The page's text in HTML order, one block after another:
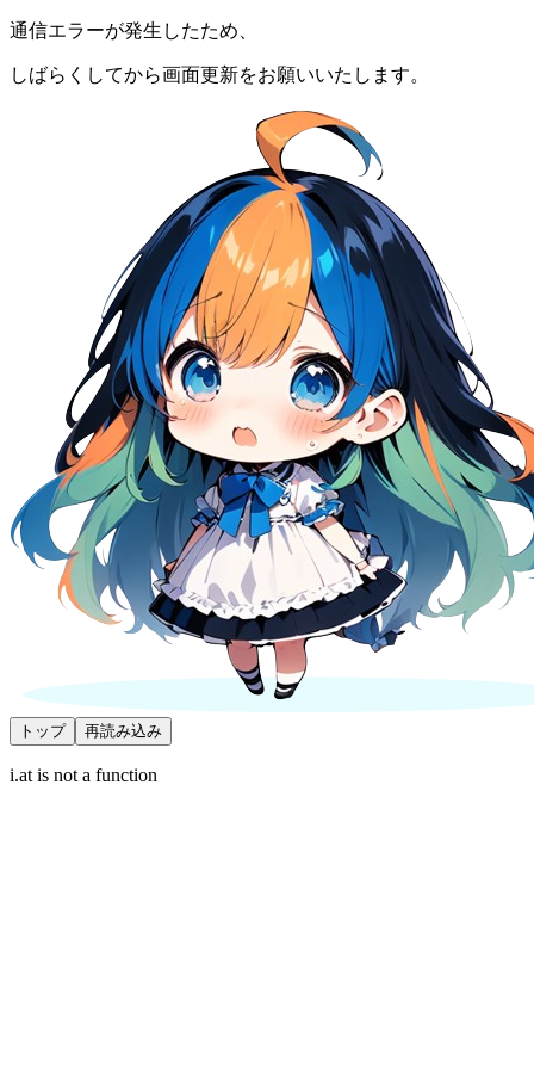
通信エラーが発生したため、
しばらくしてから画面更新をお願いいたします。
トップ 再読み込み
i.at is not a function